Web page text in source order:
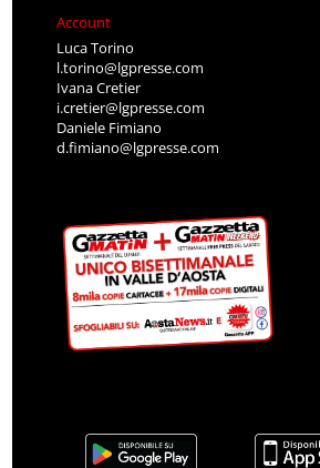
Account
Luca Torino
l.torino@lgpresse.com
Ivana Cretier
i.cretier@lgpresse.com
Daniele Fimiano
d.fimiano@lgpresse.com